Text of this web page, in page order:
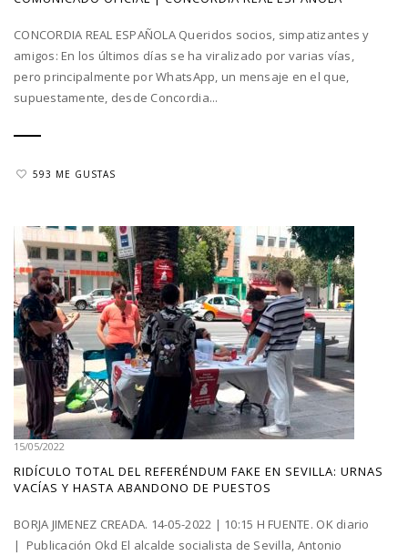
CONCORDIA REAL ESPAÑOLA Queridos socios, simpatizantes y
amigos: En los últimos días se ha viralizado por varias vías,
pero principalmente por WhatsApp, un mensaje en el que,
supuestamente, desde Concordia...
593 ME GUSTAS
15/05/2022
RIDÍCULO TOTAL DEL REFERÉNDUM FAKE EN SEVILLA: URNAS
VACÍAS Y HASTA ABANDONO DE PUESTOS
BORJA JIMENEZ CREADA. 14-05-2022 | 10:15 H FUENTE. OK diario
| Publicación Okd El alcalde socialista de Sevilla, Antonio